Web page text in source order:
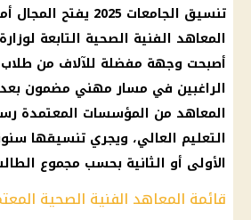
تنسيق الجامعات 2025
المعاهد الفنية الصحية التابعة
أصبحت وجهة مفضلة للآلاف من طلاب
الراغبين في مسار مهني مضمون
المعاهد من المؤسسات المعتمدة
التعليم العالي، ويجري تنسيقها
الأولى أو الثانية بحسب مجموع
قائمة المعاهد الفنية الصحية المعتمدة